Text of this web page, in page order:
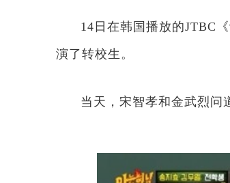
14日在韩国播放的JTBC
演了转校生。
当天，宋智孝和金武烈问